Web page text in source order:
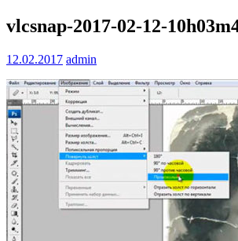
vlcsnap-2017-02-12-
12.02.2017 admin